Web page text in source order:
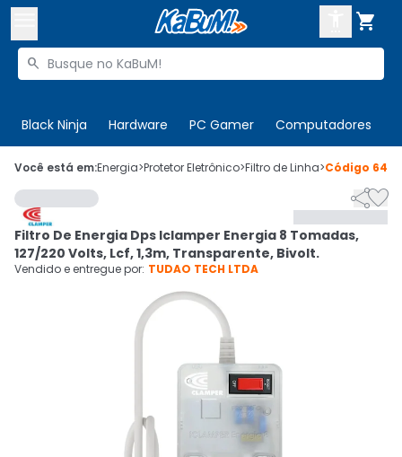

Buscar produtos

Black Ninja Hardware PC Gamer Computadores
 Olá. Acesse sua conta
 Departamentos
Cupons
Ativar tradutor em libras
CADASTRE-SE
Você está em:Energia>Protetor Eletrônico>Filtro de Linha>Código

Filtro De Energia Dps Iclamper Energia 8 Tomadas,
127/220 Volts, Lcf, 1,3m, Transparente, Bivolt.
Vendido e entregue por: TUDAO TECH LTDA